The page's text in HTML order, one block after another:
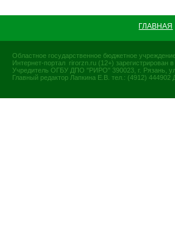
ГЛАВНАЯ
Областное государственное бюджетное
Интернет-портал rirorzn.ru (12+)
Учредитель ОГБУ ДПО "РИРО" 390023, г. Рязань,
Главный редактор Лапкина Е.В. тел.: (4912) 444902